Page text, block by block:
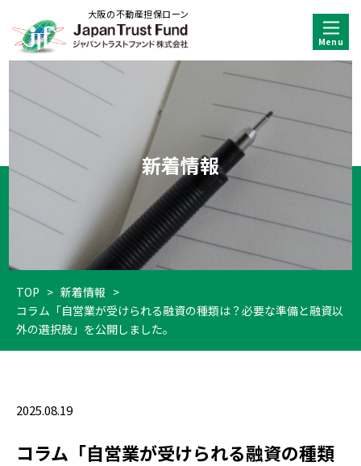
大阪の不動産担保ローン
新着情報
TOP > 新着情報 >
コラム「自営業が受けられる融資の種類は？必要な準備と融資以
外の選択肢」を公開しました。
2025.08.19
コラム「自営業が受けられる融資の種類